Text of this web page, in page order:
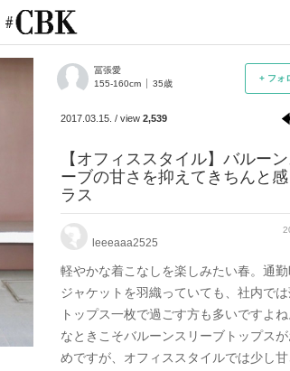
+ フォ
冨張愛
155-160cm
35歳
2017.03.15. / view 2,539
【オフィススタイル】バルーン
ーブの甘さを抑えてきちんと
ラス
leeeaaa2525
軽やかな着こなしを楽しみたい春。通
ジャケットを羽織っていても、社内で
トップス一枚で過ごす方も多いですよ
なときこそバルーンスリーブトップス
めですが、オフィススタイルでは少し